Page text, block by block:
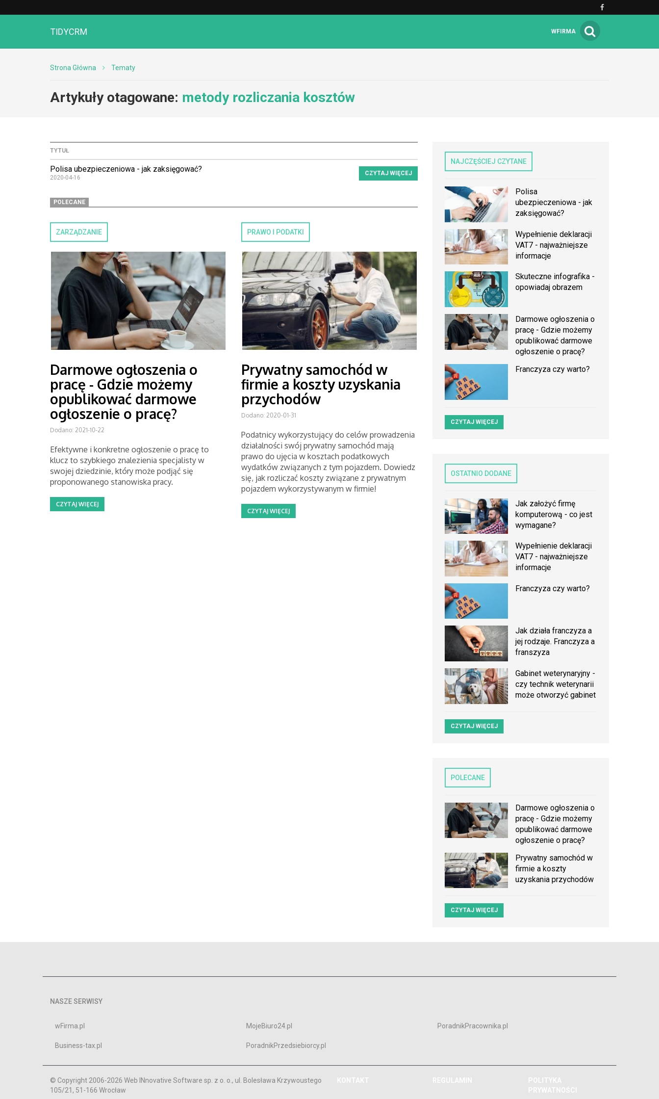
TIDYCRM WFIRMA
Strona Główna Tematy
Artykuły otagowane: metody rozliczania kosztów
TYTUŁ
Polisa ubezpieczeniowa - jak zaksięgować?
2020-04-16
CZYTAJ WIĘCEJ
POLECANE
ZARZĄDZANIE
Darmowe ogłoszenia o
pracę - Gdzie możemy
opublikować darmowe
ogłoszenie o pracę?
Dodano: 2021-10-22
Efektywne i konkretne ogłoszenie o pracę to
klucz to szybkiego znalezienia specjalisty w
swojej dziedzinie, który może podjąć się
proponowanego stanowiska pracy.
CZYTAJ WIĘCEJ
PRAWO I PODATKI
Prywatny samochód w
firmie a koszty uzyskania
przychodów
Dodano: 2020-01-31
Podatnicy wykorzystujący do celów prowadzenia
działalności swój prywatny samochód mają
prawo do ujęcia w kosztach podatkowych
wydatków związanych z tym pojazdem. Dowiedz
się, jak rozliczać koszty związane z prywatnym
pojazdem wykorzystywanym w firmie!
CZYTAJ WIĘCEJ
NAJCZĘŚCIEJ CZYTANE
Polisa
ubezpieczeniowa - jak
zaksięgować?
Wypełnienie deklaracji
VAT7 - najważniejsze
informacje
Skuteczne infografika -
opowiadaj obrazem
Darmowe ogłoszenia o
pracę - Gdzie możemy
opublikować darmowe
ogłoszenie o pracę?
Franczyza czy warto?
CZYTAJ WIĘCEJ
OSTATNIO DODANE
Jak założyć firmę
komputerową - co jest
wymagane?
Wypełnienie deklaracji
VAT7 - najważniejsze
informacje
Franczyza czy warto?
Jak działa franczyza a
jej rodzaje. Franczyza a
franszyza
Gabinet weterynaryjny -
czy technik weterynarii
może otworzyć gabinet
CZYTAJ WIĘCEJ
POLECANE
Darmowe ogłoszenia o
pracę - Gdzie możemy
opublikować darmowe
ogłoszenie o pracę?
Prywatny samochód w
firmie a koszty
uzyskania przychodów
CZYTAJ WIĘCEJ
NASZE SERWISY
wFirma.pl
Business-tax.pl
MojeBiuro24.pl
PoradnikPrzedsiebiorcy.pl
PoradnikPracownika.pl
© Copyright 2006-2026 Web INnovative Software sp. z o. o., ul. Bolesława Krzywoustego
105/21, 51-166 Wrocław
KONTAKT REGULAMIN
POLITYKA
PRYWATNOŚCI